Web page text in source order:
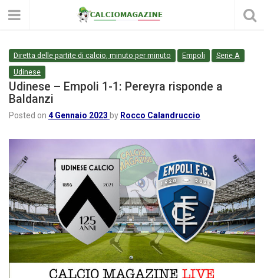
Diretta delle partite di calcio, minuto per minuto Empoli
Serie A
Udinese
Udinese – Empoli 1-1: Pereyra risponde a
Baldanzi
Posted on 4 Gennaio 2023 by Rocco Calandruccio